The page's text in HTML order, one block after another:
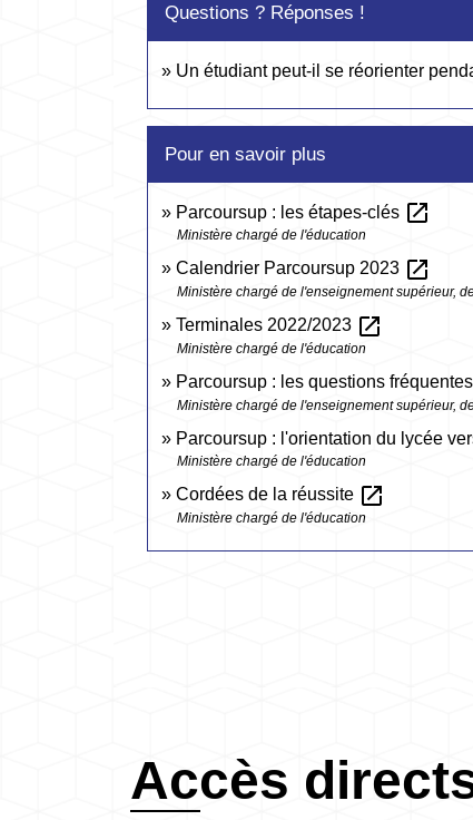
Questions ? Réponses !
Un étudiant peut-il se réorienter
Pour en savoir plus
Parcoursup : les étapes-clés open_in_new
Ministère chargé de l'éducation
Calendrier Parcoursup 2023 open_in_new
Ministère chargé de l'enseignement supérieur,
Terminales 2022/2023 open_in_new
Ministère chargé de l'éducation
Parcoursup : les questions fréquentes
Ministère chargé de l'enseignement supérieur,
Parcoursup : l'orientation du lycée
Ministère chargé de l'éducation
Cordées de la réussite open_in_new
Ministère chargé de l'éducation
Accès